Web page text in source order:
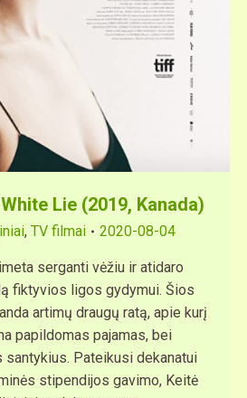
Lie (2019, Kanada)
, TV filmai 2020-08-04
serganti vėžiu ir atidaro
fiktyvios ligos gydymui. Šios
artimų draugų ratą, apie kurį
papildomas pajamas, bei
santykius. Pateikusi dekanatui
stipendijos gavimo, Keitė